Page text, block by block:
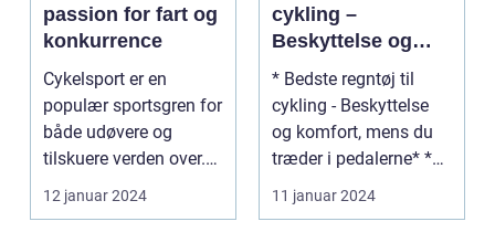
passion for fart og
konkurrence
Cykelsport er en
populær sportsgren for
både udøvere og
tilskuere verden over.
Med sin kombination
a...
12 januar 2024
cykling –
Beskyttelse og
komfort, mens du
træder i
pedalerne**
* Bedste regntøj til
cykling - Beskyttelse
og komfort, mens du
træder i pedalerne* *
Introduktion t...
11 januar 2024